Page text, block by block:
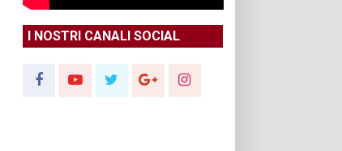
I NOSTRI CANALI SOCIAL